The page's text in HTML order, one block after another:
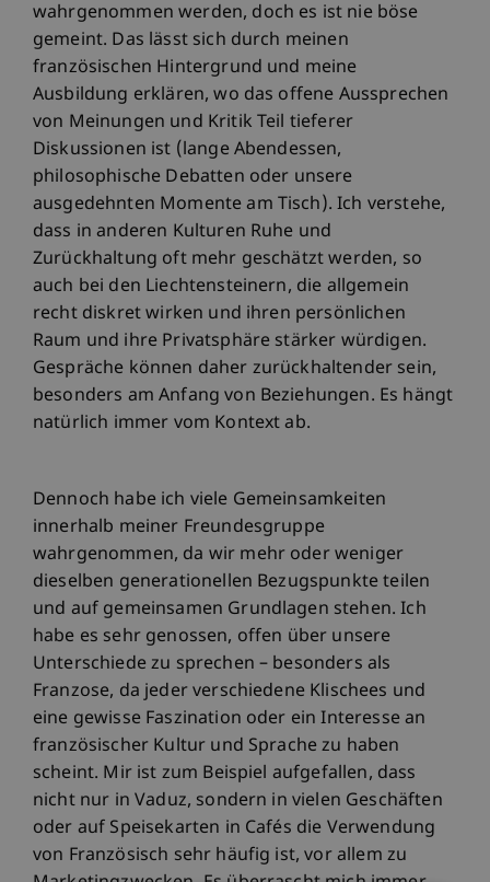
wahrgenommen werden, doch es ist nie böse
gemeint. Das lässt sich durch meinen
französischen Hintergrund und meine
Ausbildung erklären, wo das offene Aussprechen
von Meinungen und Kritik Teil tieferer
Diskussionen ist (lange Abendessen,
philosophische Debatten oder unsere
ausgedehnten Momente am Tisch). Ich verstehe,
dass in anderen Kulturen Ruhe und
Zurückhaltung oft mehr geschätzt werden, so
auch bei den Liechtensteinern, die allgemein
recht diskret wirken und ihren persönlichen
Raum und ihre Privatsphäre stärker würdigen.
Gespräche können daher zurückhaltender sein,
besonders am Anfang von Beziehungen. Es hängt
natürlich immer vom Kontext ab.
Dennoch habe ich viele Gemeinsamkeiten
innerhalb meiner Freundesgruppe
wahrgenommen, da wir mehr oder weniger
dieselben generationellen Bezugspunkte teilen
und auf gemeinsamen Grundlagen stehen. Ich
habe es sehr genossen, offen über unsere
Unterschiede zu sprechen – besonders als
Franzose, da jeder verschiedene Klischees und
eine gewisse Faszination oder ein Interesse an
französischer Kultur und Sprache zu haben
scheint. Mir ist zum Beispiel aufgefallen, dass
nicht nur in Vaduz, sondern in vielen Geschäften
oder auf Speisekarten in Cafés die Verwendung
von Französisch sehr häufig ist, vor allem zu